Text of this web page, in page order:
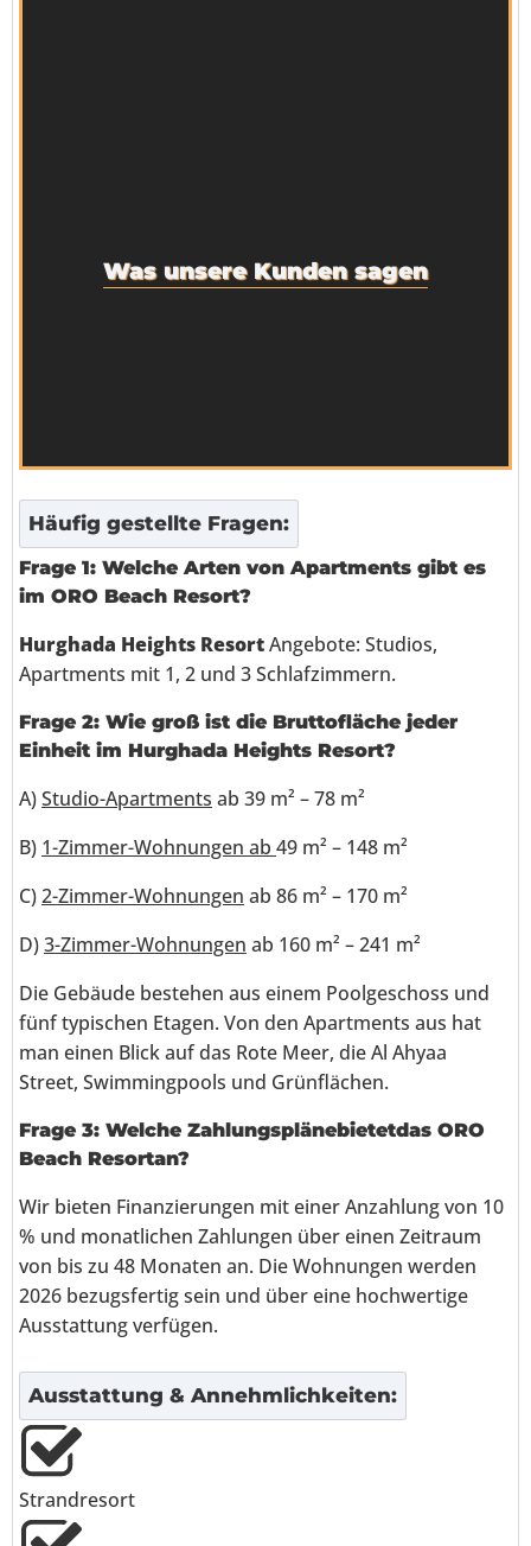
Was unsere Kunden sagen
Häufig gestellte Fragen:
Frage 1: Welche Arten von Apartments gibt es
im ORO Beach Resort?
Hurghada Heights ResortAngebote: Studios,
Apartments mit 1, 2 und 3 Schlafzimmern.
Frage 2: Wie groß ist die Bruttofläche jeder
Einheit im Hurghada Heights Resort?
A)Studio-Apartments ab 39 m² – 78 m²
B) 1-Zimmer-Wohnungen ab 49 m² – 148 m²
C)2-Zimmer-Wohnungen ab 86 m² – 170 m²
D)3-Zimmer-Wohnungen ab 160 m² – 241 m²
Die Gebäude bestehen aus einem Poolgeschoss und
fünf typischen Etagen. Von den Apartments aus hat
man einen Blick auf das Rote Meer, die Al Ahyaa
Street, Swimmingpools und Grünflächen.
Frage 3: Welche Zahlungsplänebietetdas ORO
Beach Resortan?
Wir bieten Finanzierungen mit einer Anzahlung von 10
% und monatlichen Zahlungen über einen Zeitraum
von bis zu 48 Monaten an. Die Wohnungen werden
2026 bezugsfertig sein und über eine hochwertige
Ausstattung verfügen.
Ausstattung & Annehmlichkeiten:
Strandresort